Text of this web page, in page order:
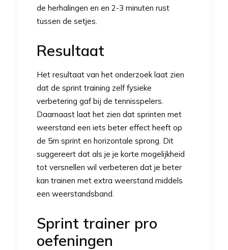
de herhalingen en en 2-3 minuten rust
tussen de setjes.
Resultaat
Het resultaat van het onderzoek laat zien
dat de sprint training zelf fysieke
verbetering gaf bij de tennisspelers.
Daarnaast laat het zien dat sprinten met
weerstand een iets beter effect heeft op
de 5m sprint en horizontale sprong. Dit
suggereert dat als je je korte mogelijkheid
tot versnellen wil verbeteren dat je beter
kan trainen met extra weerstand middels
een weerstandsband.
Sprint trainer pro
oefeningen